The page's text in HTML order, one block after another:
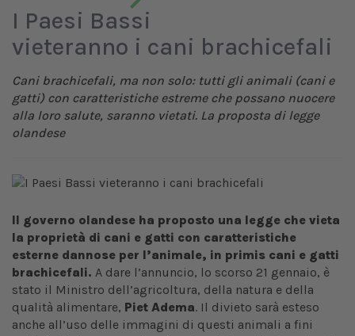
I Paesi Bassi
vieteranno i cani brachicefali
Cani brachicefali, ma non solo: tutti gli animali (cani e
gatti) con caratteristiche estreme che possano nuocere
alla loro salute, saranno vietati. La proposta di legge
olandese
Il governo olandese ha proposto una legge che vieta
la proprietà di cani e gatti con caratteristiche
esterne dannose per l’animale, in primis cani e gatti
brachicefali. A dare l’annuncio, lo scorso 21 gennaio, è
stato il Ministro dell’agricoltura, della natura e della
qualità alimentare, Piet Adema. Il divieto sarà esteso
anche all’uso delle immagini di questi animali a fini